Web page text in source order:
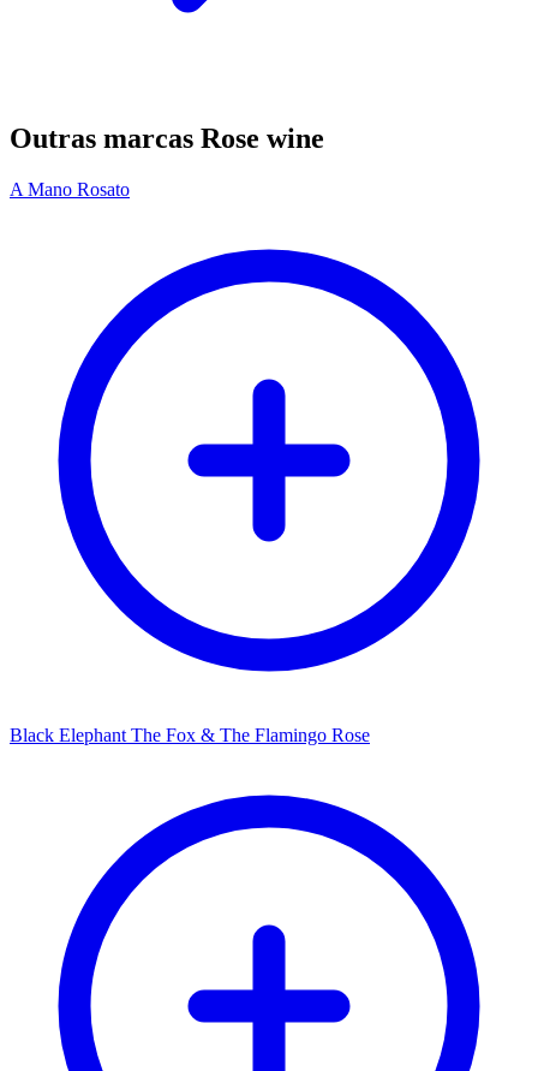
Outras marcas Rose wine
A Mano Rosato
Black Elephant The Fox & The Flamingo Rose